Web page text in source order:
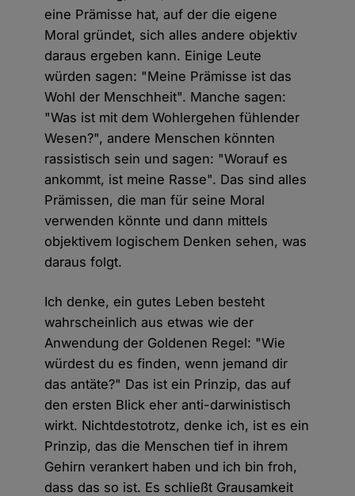
eine Prämisse hat, auf der die eigene
Moral gründet, sich alles andere objektiv
daraus ergeben kann. Einige Leute
würden sagen: "Meine Prämisse ist das
Wohl der Menschheit". Manche sagen:
"Was ist mit dem Wohlergehen fühlender
Wesen?", andere Menschen könnten
rassistisch sein und sagen: "Worauf es
ankommt, ist meine Rasse". Das sind alles
Prämissen, die man für seine Moral
verwenden könnte und dann mittels
objektivem logischem Denken sehen, was
daraus folgt.
Ich denke, ein gutes Leben besteht
wahrscheinlich aus etwas wie der
Anwendung der Goldenen Regel: "Wie
würdest du es finden, wenn jemand dir
das antäte?" Das ist ein Prinzip, das auf
den ersten Blick eher anti-darwinistisch
wirkt. Nichtdestotrotz, denke ich, ist es ein
Prinzip, das die Menschen tief in ihrem
Gehirn verankert haben und ich bin froh,
dass das so ist. Es schließt Grausamkeit